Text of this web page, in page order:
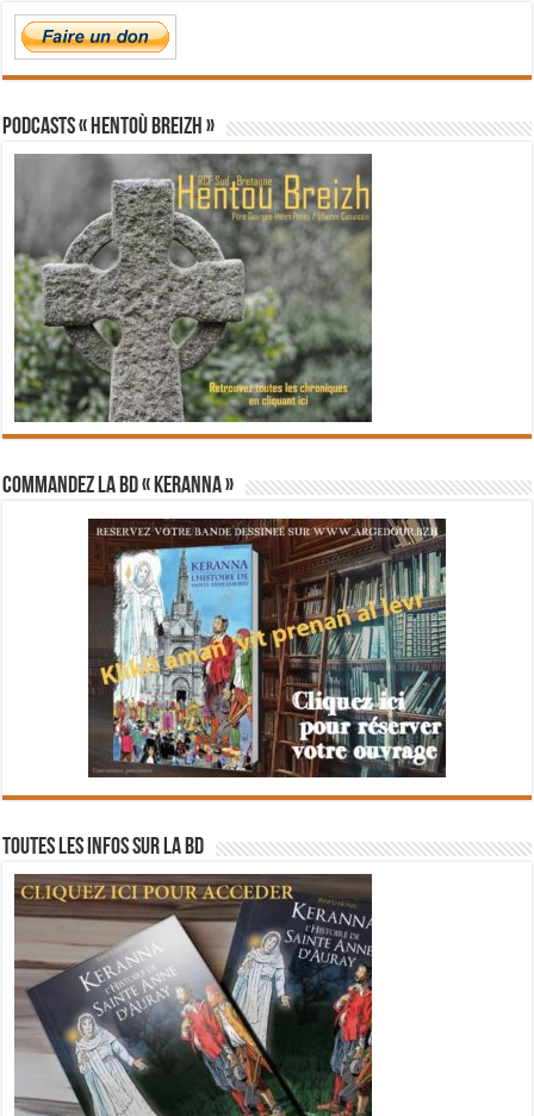
PODCASTS « Hentoù Breizh »
Commandez la BD « Keranna »
Toutes les infos sur la BD